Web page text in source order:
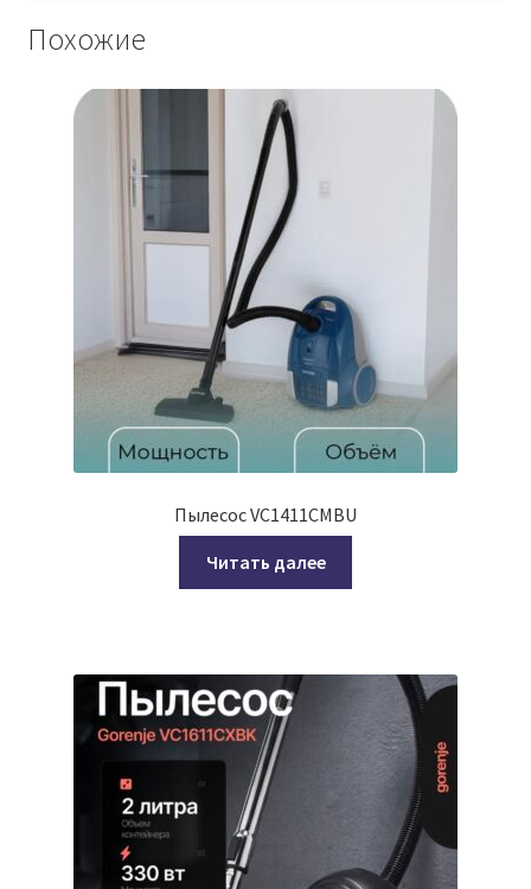
Похожие
Пылесос VC1411CMBU
Читать далее